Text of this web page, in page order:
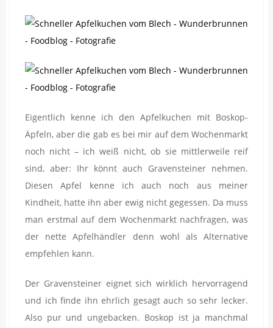
Eigentlich kenne ich den Apfelkuchen mit Boskop-
Äpfeln, aber die gab es bei mir auf dem Wochenmarkt
noch nicht – ich weiß nicht, ob sie mittlerweile reif
sind, aber: Ihr könnt auch Gravensteiner nehmen.
Diesen Apfel kenne ich auch noch aus meiner
Kindheit, hatte ihn aber ewig nicht gegessen. Da muss
man erstmal auf dem Wochenmarkt nachfragen, was
der nette Apfelhändler denn wohl als Alternative
empfehlen kann.
Der Gravensteiner eignet sich wirklich hervorragend
und ich finde ihn ehrlich gesagt auch so sehr lecker.
Also pur und ungebacken. Boskop ist ja manchmal